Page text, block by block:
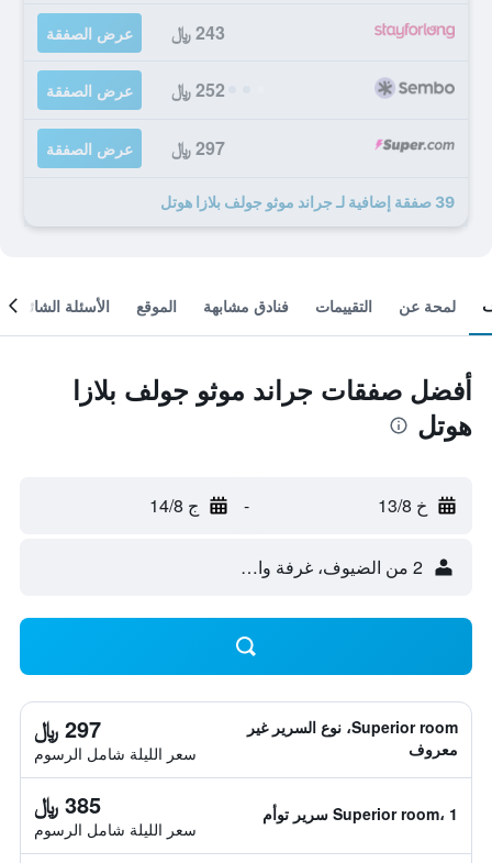
243 ﷼ عرض الصفقة
252 ﷼ عرض الصفقة
297 ﷼ عرض الصفقة
39 صفقة إضافية لـ جراند موثو جولف بلازا هوتل
لمحة عن التقييمات فنادق مشابهة الموقع الأسئلة الشائعة
أفضل صفقات جراند موثو جولف بلازا
هوتل
خ 13/8 - ج 14/8
2 من الضيوف، غرفة واحدة
Superior room، نوع السرير غير
معروف
297 ﷼
سعر الليلة شامل الرسوم
Superior room، 1 سرير توأم 385 ﷼
سعر الليلة شامل الرسوم